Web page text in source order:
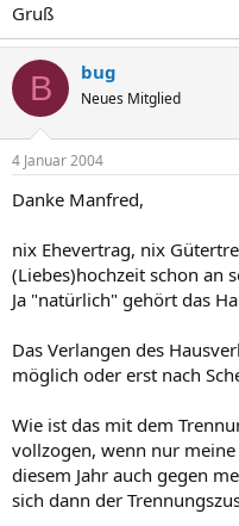
Gruß
B bug
Neues Mitglied
4 Januar 2004
Danke Manfred,
nix Ehevertrag, nix
(Liebes)hochzeit schon an
Ja "natürlich" gehört das
Das Verlangen des
möglich oder erst nach
Wie ist das mit dem
vollzogen, wenn nur
diesem Jahr auch gegen
sich dann der